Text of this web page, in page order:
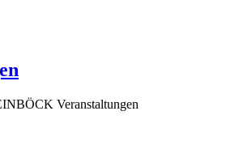
Veranstaltungen